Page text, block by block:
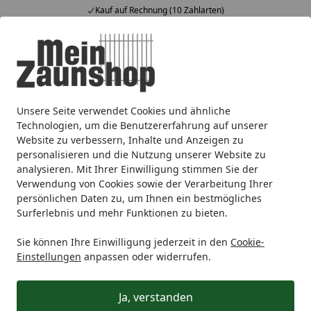
Unsere Seite verwendet Cookies und ähnliche
Technologien, um die Benutzererfahrung auf unserer
Website zu verbessern, Inhalte und Anzeigen zu
personalisieren und die Nutzung unserer Website zu
analysieren. Mit Ihrer Einwilligung stimmen Sie der
Verwendung von Cookies sowie der Verarbeitung Ihrer
persönlichen Daten zu, um Ihnen ein bestmögliches
Surferlebnis und mehr Funktionen zu bieten.
Sie können Ihre Einwilligung jederzeit in den Cookie-
Einstellungen anpassen oder widerrufen.
Ja, verstanden
Kauf auf Rechnung (10 Zahlarten)
Alle Produkte
Mein Konto
Suchen
Startseite
Alberts DURAVIS® Schwerlast-Winkelverbinder mit Sicke
Alberts DURAVIS® Schwerlast-
Winkelverbinder mit Sicke
105x105x90mm